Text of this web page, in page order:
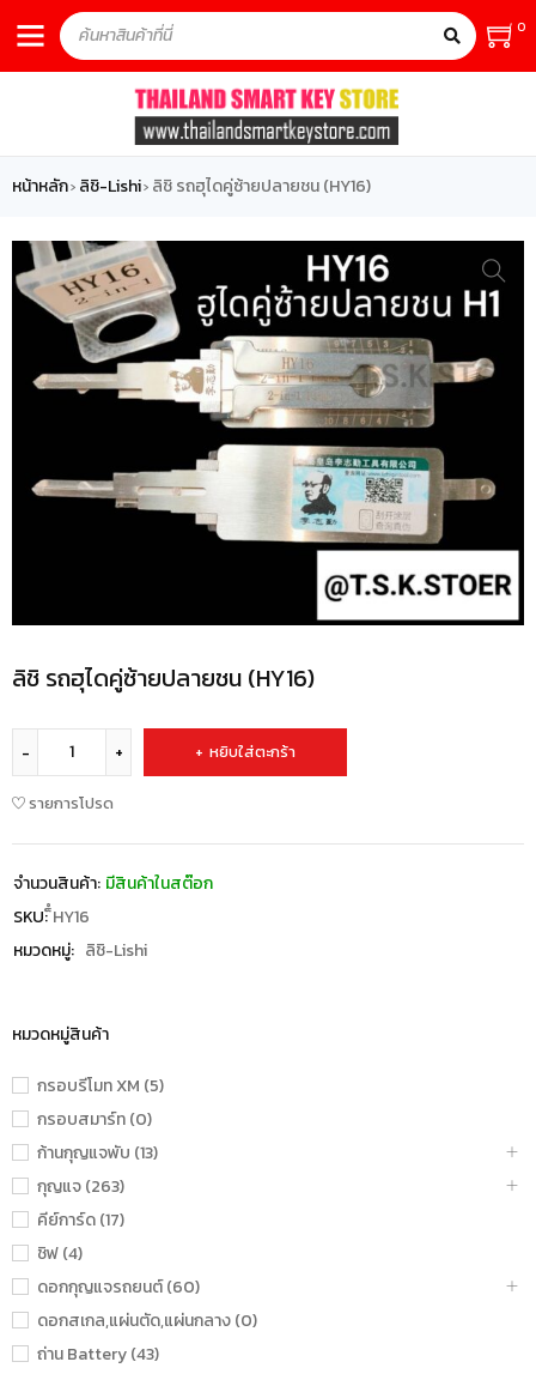
0
หน้าหลัก› ลิชิ-Lishi› ลิชิ รถฮุไดคู่ซ้ายปลายชน (HY16)
หมวดหมู่สินค้า
กรอบรีโมท XM (5)
กรอบสมาร์ท (0)
ก้านกุญแจพับ (13)
กุญแจ (263)
คีย์การ์ด (17)
ชิฟ (4)
ดอกกุญแจรถยนต์ (60)
ดอกสเกล,แผ่นตัด,แผ่นกลาง (0)
ถ่าน Battery (43)
ลิชิ รถฮุไดคู่ซ้ายปลายชน (HY16)
หยิบใส่ตะกร้า
รายการโปรด
จำนวนสินค้า: มีสินค้าในสต๊อก
SKU: ็ํHY16
หมวดหมู่: ลิชิ-Lishi